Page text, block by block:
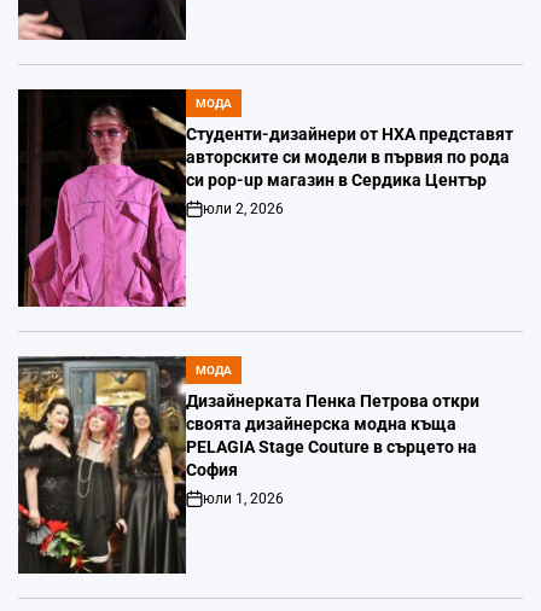
POSTED
IN
МОДА
Студенти-дизайнери от НХА представят
авторските си модели в първия по рода
си pop-up магазин в Сердика Център
Post
Date
юли 2, 2026
POSTED
IN
МОДА
Дизайнерката Пенка Петрова откри
своята дизайнерска модна къща
PELAGIA Stage Couture в сърцето на
София
Post
Date
юли 1, 2026